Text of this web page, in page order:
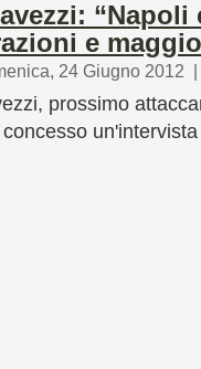
“Napoli
e
24 Giugno 2012 |
prossimo